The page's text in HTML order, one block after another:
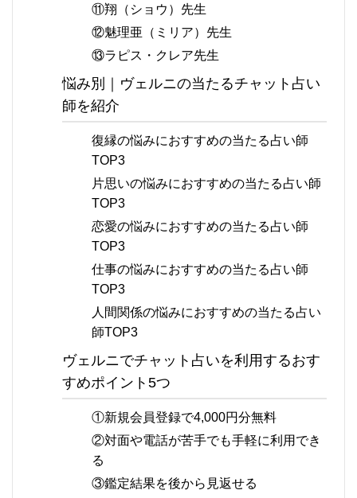
⑪翔（ショウ）先生
⑫魅理亜（ミリア）先生
⑬ラピス・クレア先生
悩み別｜ヴェルニの当たるチャット占い
師を紹介
復縁の悩みにおすすめの当たる占い師
TOP3
片思いの悩みにおすすめの当たる占い師
TOP3
恋愛の悩みにおすすめの当たる占い師
TOP3
仕事の悩みにおすすめの当たる占い師
TOP3
人間関係の悩みにおすすめの当たる占い
師TOP3
ヴェルニでチャット占いを利用するおす
すめポイント5つ
①新規会員登録で4,000円分無料
②対面や電話が苦手でも手軽に利用でき
る
③鑑定結果を後から見返せる